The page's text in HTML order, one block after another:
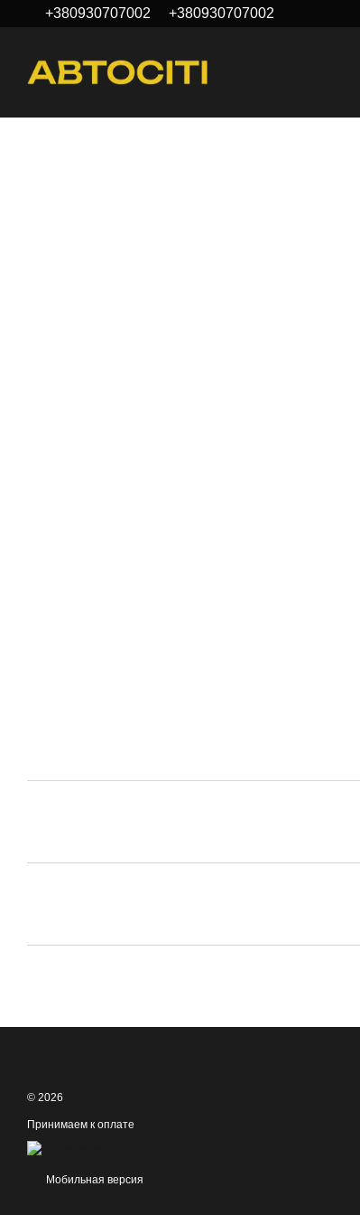
Перейти к основному контенту
+380930707002 +380930707002
© 2026
Принимаем к оплате
Мобильная версия